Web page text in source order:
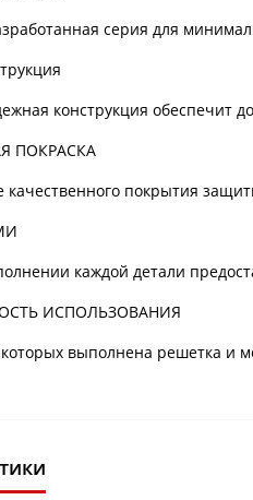
серия для
конструкция обеспечит
ПОКРАСКА
качественного покрытия
каждой детали
ИСПОЛЬЗОВАНИЯ
выполнена решетка и